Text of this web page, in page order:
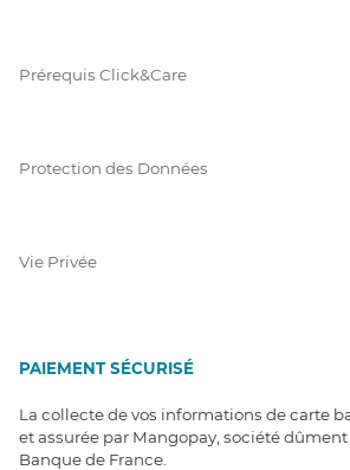
Prérequis Click&Care
Protection des Données
Vie Privée
PAIEMENT SÉCURISÉ
La collecte de vos informations de carte
et assurée par Mangopay, société
Banque de France.